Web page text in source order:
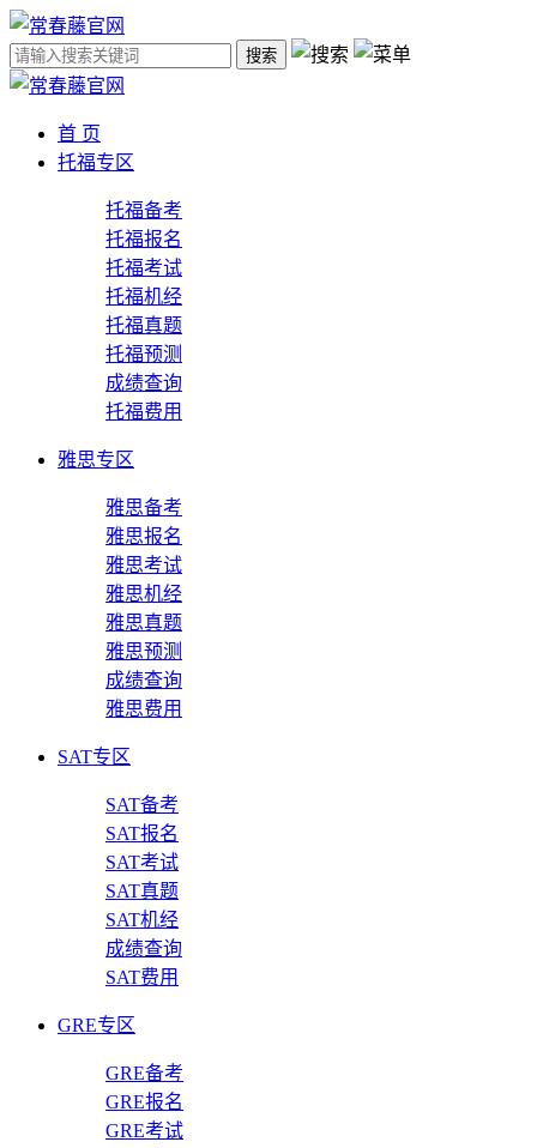
搜索
首 页
托福专区
托福备考
托福报名
托福考试
托福机经
托福真题
托福预测
成绩查询
托福费用
雅思专区
雅思备考
雅思报名
雅思考试
雅思机经
雅思真题
雅思预测
成绩查询
雅思费用
SAT专区
SAT备考
SAT报名
SAT考试
SAT真题
SAT机经
成绩查询
SAT费用
GRE专区
GRE备考
GRE报名
GRE考试